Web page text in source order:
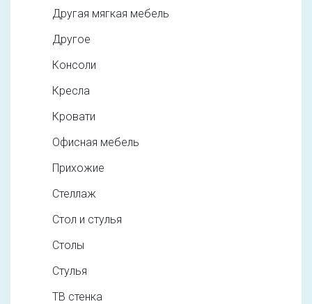
Другая мягкая мебель
Другое
Консоли
Кресла
Кровати
Офисная мебель
Прихожие
Стеллаж
Стол и стулья
Столы
Стулья
ТВ стенка